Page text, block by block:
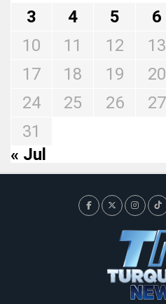
3
4 5 6
10
11 12 13
17
18 19 20
24
25 26 27
31
« Jul